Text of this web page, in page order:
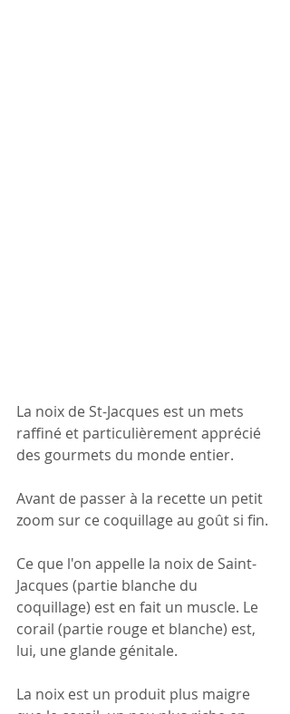
La noix de St-Jacques est un mets
raffiné et particulièrement apprécié
des gourmets du monde entier.
Avant de passer à la recette un petit
zoom sur ce coquillage au goût si fin.
Ce que l'on appelle la noix de Saint-
Jacques (partie blanche du
coquillage) est en fait un muscle. Le
corail (partie rouge et blanche) est,
lui, une glande génitale.
La noix est un produit plus maigre